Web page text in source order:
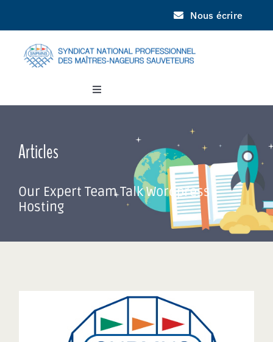
contenu
Nous écrire
Toggle
Navigation
DOCUMENTATION
INFORMATIONS
Articles
Our Expert Team Talk Wordpress
Hosting